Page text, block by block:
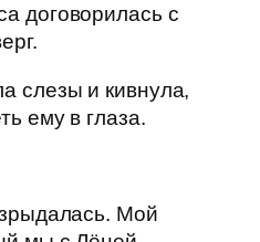
договорилась с
слезы и кивнула,
ему в глаза.
Мой